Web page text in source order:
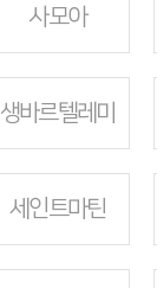
사모아
생바르텔레미
세인트마틴